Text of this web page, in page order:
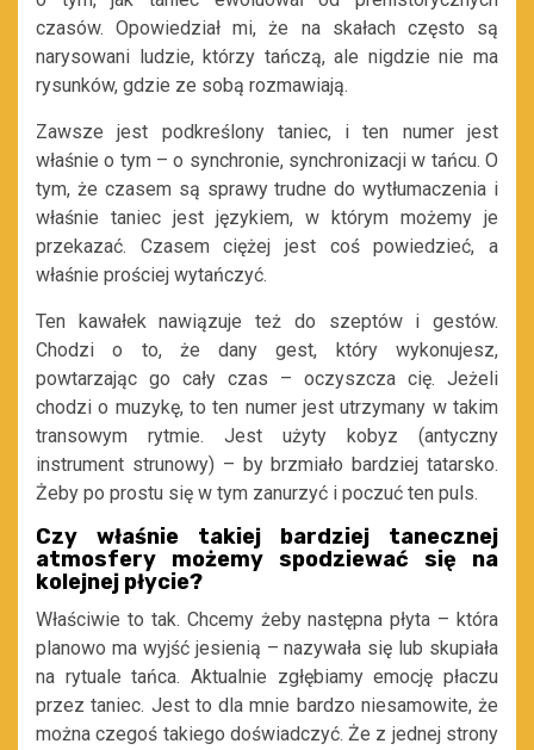
czasów. Opowiedział mi, że na skałach często są
narysowani ludzie, którzy tańczą, ale nigdzie nie ma
rysunków, gdzie ze sobą rozmawiają.
Zawsze jest podkreślony taniec, i ten numer jest
właśnie o tym – o synchronie, synchronizacji w tańcu. O
tym, że czasem są sprawy trudne do wytłumaczenia i
właśnie taniec jest językiem, w którym możemy je
przekazać. Czasem ciężej jest coś powiedzieć, a
właśnie prościej wytańczyć.
Ten kawałek nawiązuje też do szeptów i gestów.
Chodzi o to, że dany gest, który wykonujesz,
powtarzając go cały czas – oczyszcza cię. Jeżeli
chodzi o muzykę, to ten numer jest utrzymany w takim
transowym rytmie. Jest użyty kobyz (antyczny
instrument strunowy) – by brzmiało bardziej tatarsko.
Żeby po prostu się w tym zanurzyć i poczuć ten puls.
Czy właśnie takiej bardziej tanecznej
atmosfery możemy spodziewać się na
kolejnej płycie?
Właściwie to tak. Chcemy żeby następna płyta – która
planowo ma wyjść jesienią – nazywała się lub skupiała
na rytuale tańca. Aktualnie zgłębiamy emocję płaczu
przez taniec. Jest to dla mnie bardzo niesamowite, że
można czegoś takiego doświadczyć. Że z jednej strony